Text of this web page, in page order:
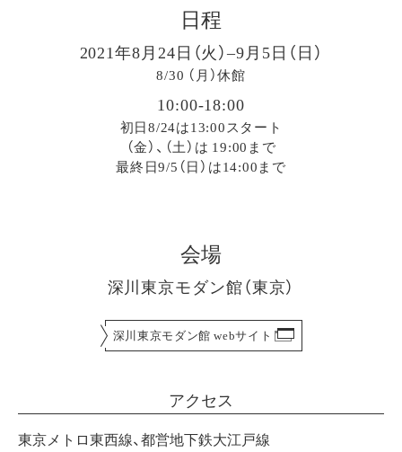
日程
2021年8月24日（火）–9月5日（日）
8/30 （月）休館
10:00-18:00
初日8/24は13:00スタート
（金）、（土）は 19:00まで
最終日9/5（日）は14:00まで
会場
深川東京モダン館（東京）
深川東京モダン館 webサイト
アクセス
東京メトロ東西線、都営地下鉄大江戸線